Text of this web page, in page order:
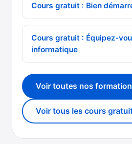
Cours gratuit : Bien
Cours gratuit : Équipez-
informatique
Voir toutes nos
Voir tous les cours